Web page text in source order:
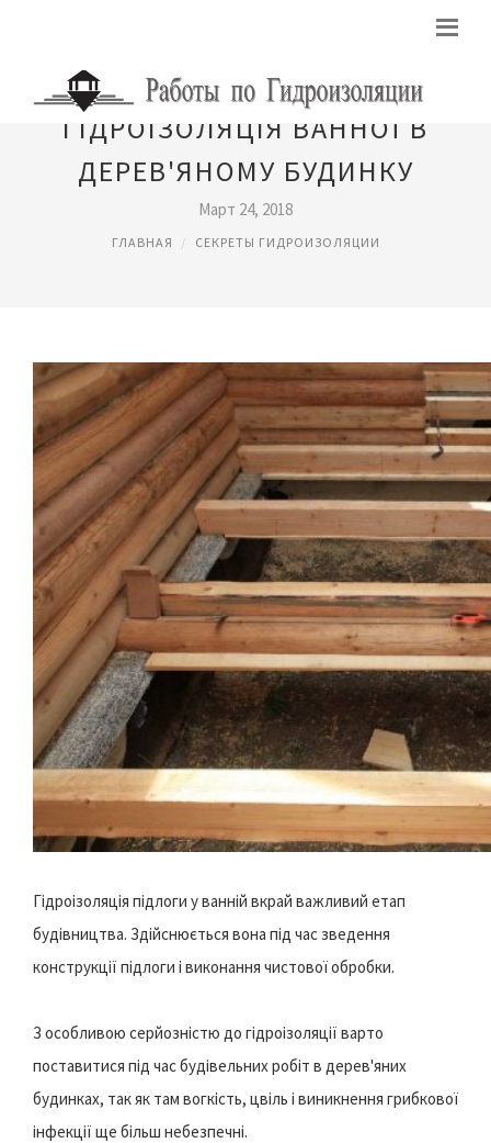
ГІДРОІЗОЛЯЦІЯ ВАННОЇ В
ДЕРЕВ'ЯНОМУ БУДИНКУ
Март 24, 2018
ГЛАВНАЯ СЕКРЕТЫ ГИДРОИЗОЛЯЦИИ
Гідроізоляція підлоги у ванній вкрай важливий етап
будівництва. Здійснюється вона під час зведення
конструкції підлоги і виконання чистової обробки.
З особливою серйозністю до гідроізоляції варто
поставитися під час будівельних робіт в дерев'яних
будинках, так як там вогкість, цвіль і виникнення грибкової
інфекції ще більш небезпечні.